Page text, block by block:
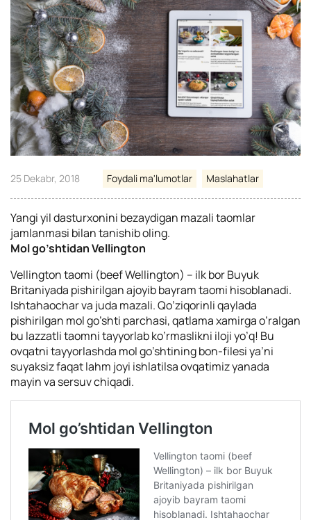
25 Dekabr, 2018 Foydali ma'lumotlar Maslahatlar
Yangi yil dasturxonini bezaydigan mazali taomlar
jamlanmasi bilan tanishib oling.
Mol go’shtidan Vellington
Vellington taomi (beef Wellington) – ilk bor Buyuk
Britaniyada pishirilgan ajoyib bayram taomi hisoblanadi.
Ishtahaochar va juda mazali.Qo’ziqorinli qaylada
pishirilgan mol go’shti parchasi, qatlama xamirga o’ralgan
bu lazzatli taomni tayyorlab ko’rmaslikni iloji yo’q! Bu
ovqatni tayyorlashda mol go’shtining bon-filesi ya’ni
suyaksiz faqat lahm joyi ishlatilsa ovqatimiz yanada
mayin va sersuv chiqadi.